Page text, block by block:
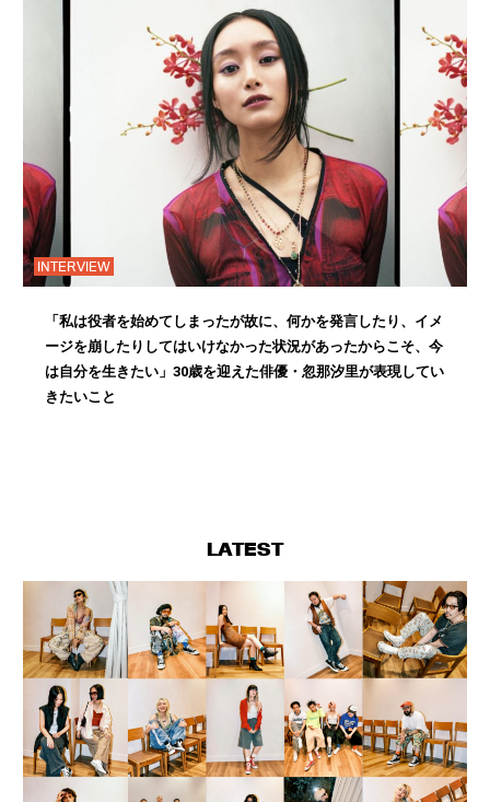
INTERVIEW
「私は役者を始めてしまったが故に、何かを発言したり、イメ
ージを崩したりしてはいけなかった状況があったからこそ、今
は自分を生きたい」30歳を迎えた俳優・忽那汐里が表現してい
きたいこと
LATEST